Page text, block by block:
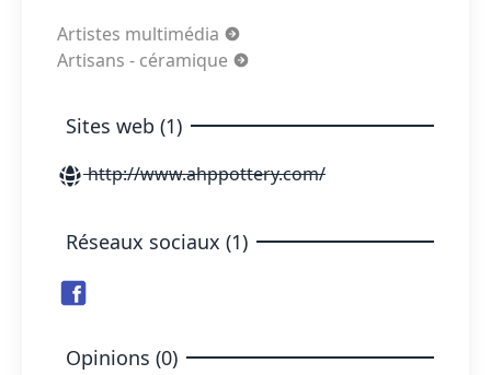
Artistes multimédia
Artisans - céramique
Sites web (1)
http://www.ahppottery.com/
Réseaux sociaux (1)
Opinions (0)